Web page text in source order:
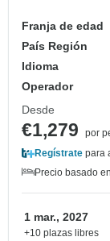
Franja de edad
País Región
Idioma
Operador
Desde
€1,279
por
Regístrate para
Precio basado
1 mar., 2027
+10 plazas libres